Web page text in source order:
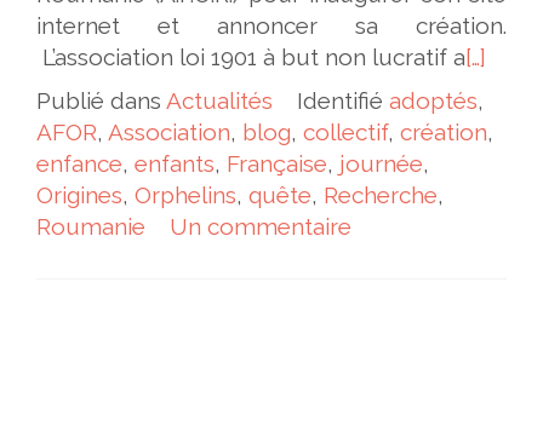
internet et annoncer sa création.
L’association loi 1901 à but non lucratif a[…]
Publié dans Actualités Identifié adoptés,
AFOR, Association, blog, collectif, création,
enfance, enfants, Française, journée,
Origines, Orphelins, quête, Recherche,
Roumanie
Un commentaire